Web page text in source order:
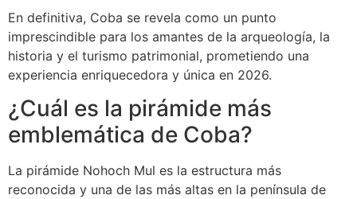
En definitiva, Coba se revela como un punto
imprescindible para los amantes de la arqueología, la
historia y el turismo patrimonial, prometiendo una
experiencia enriquecedora y única en 2026.
¿Cuál es la pirámide más
emblemática de Coba?
La pirámide Nohoch Mul es la estructura más
reconocida y una de las más altas en la península de